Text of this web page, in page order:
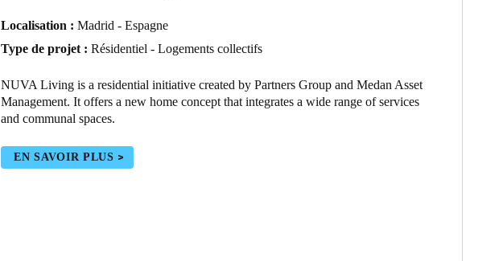
Localisation : Madrid - Espagne
Type de projet : Résidentiel - Logements collectifs
NUVA Living is a residential initiative created by Partners Group and Medan Asset
Management. It offers a new home concept that integrates a wide range of services
and communal spaces.
EN SAVOIR PLUS